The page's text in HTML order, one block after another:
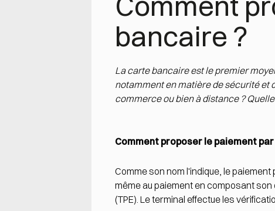
bancaire ?
La carte bancaire est le premier
notamment en matière de sécurité et
commerce ou bien à distance ?
Comment proposer le paiement
Comme son nom l'indique, le
même au paiement en composant
(TPE). Le terminal effectue les